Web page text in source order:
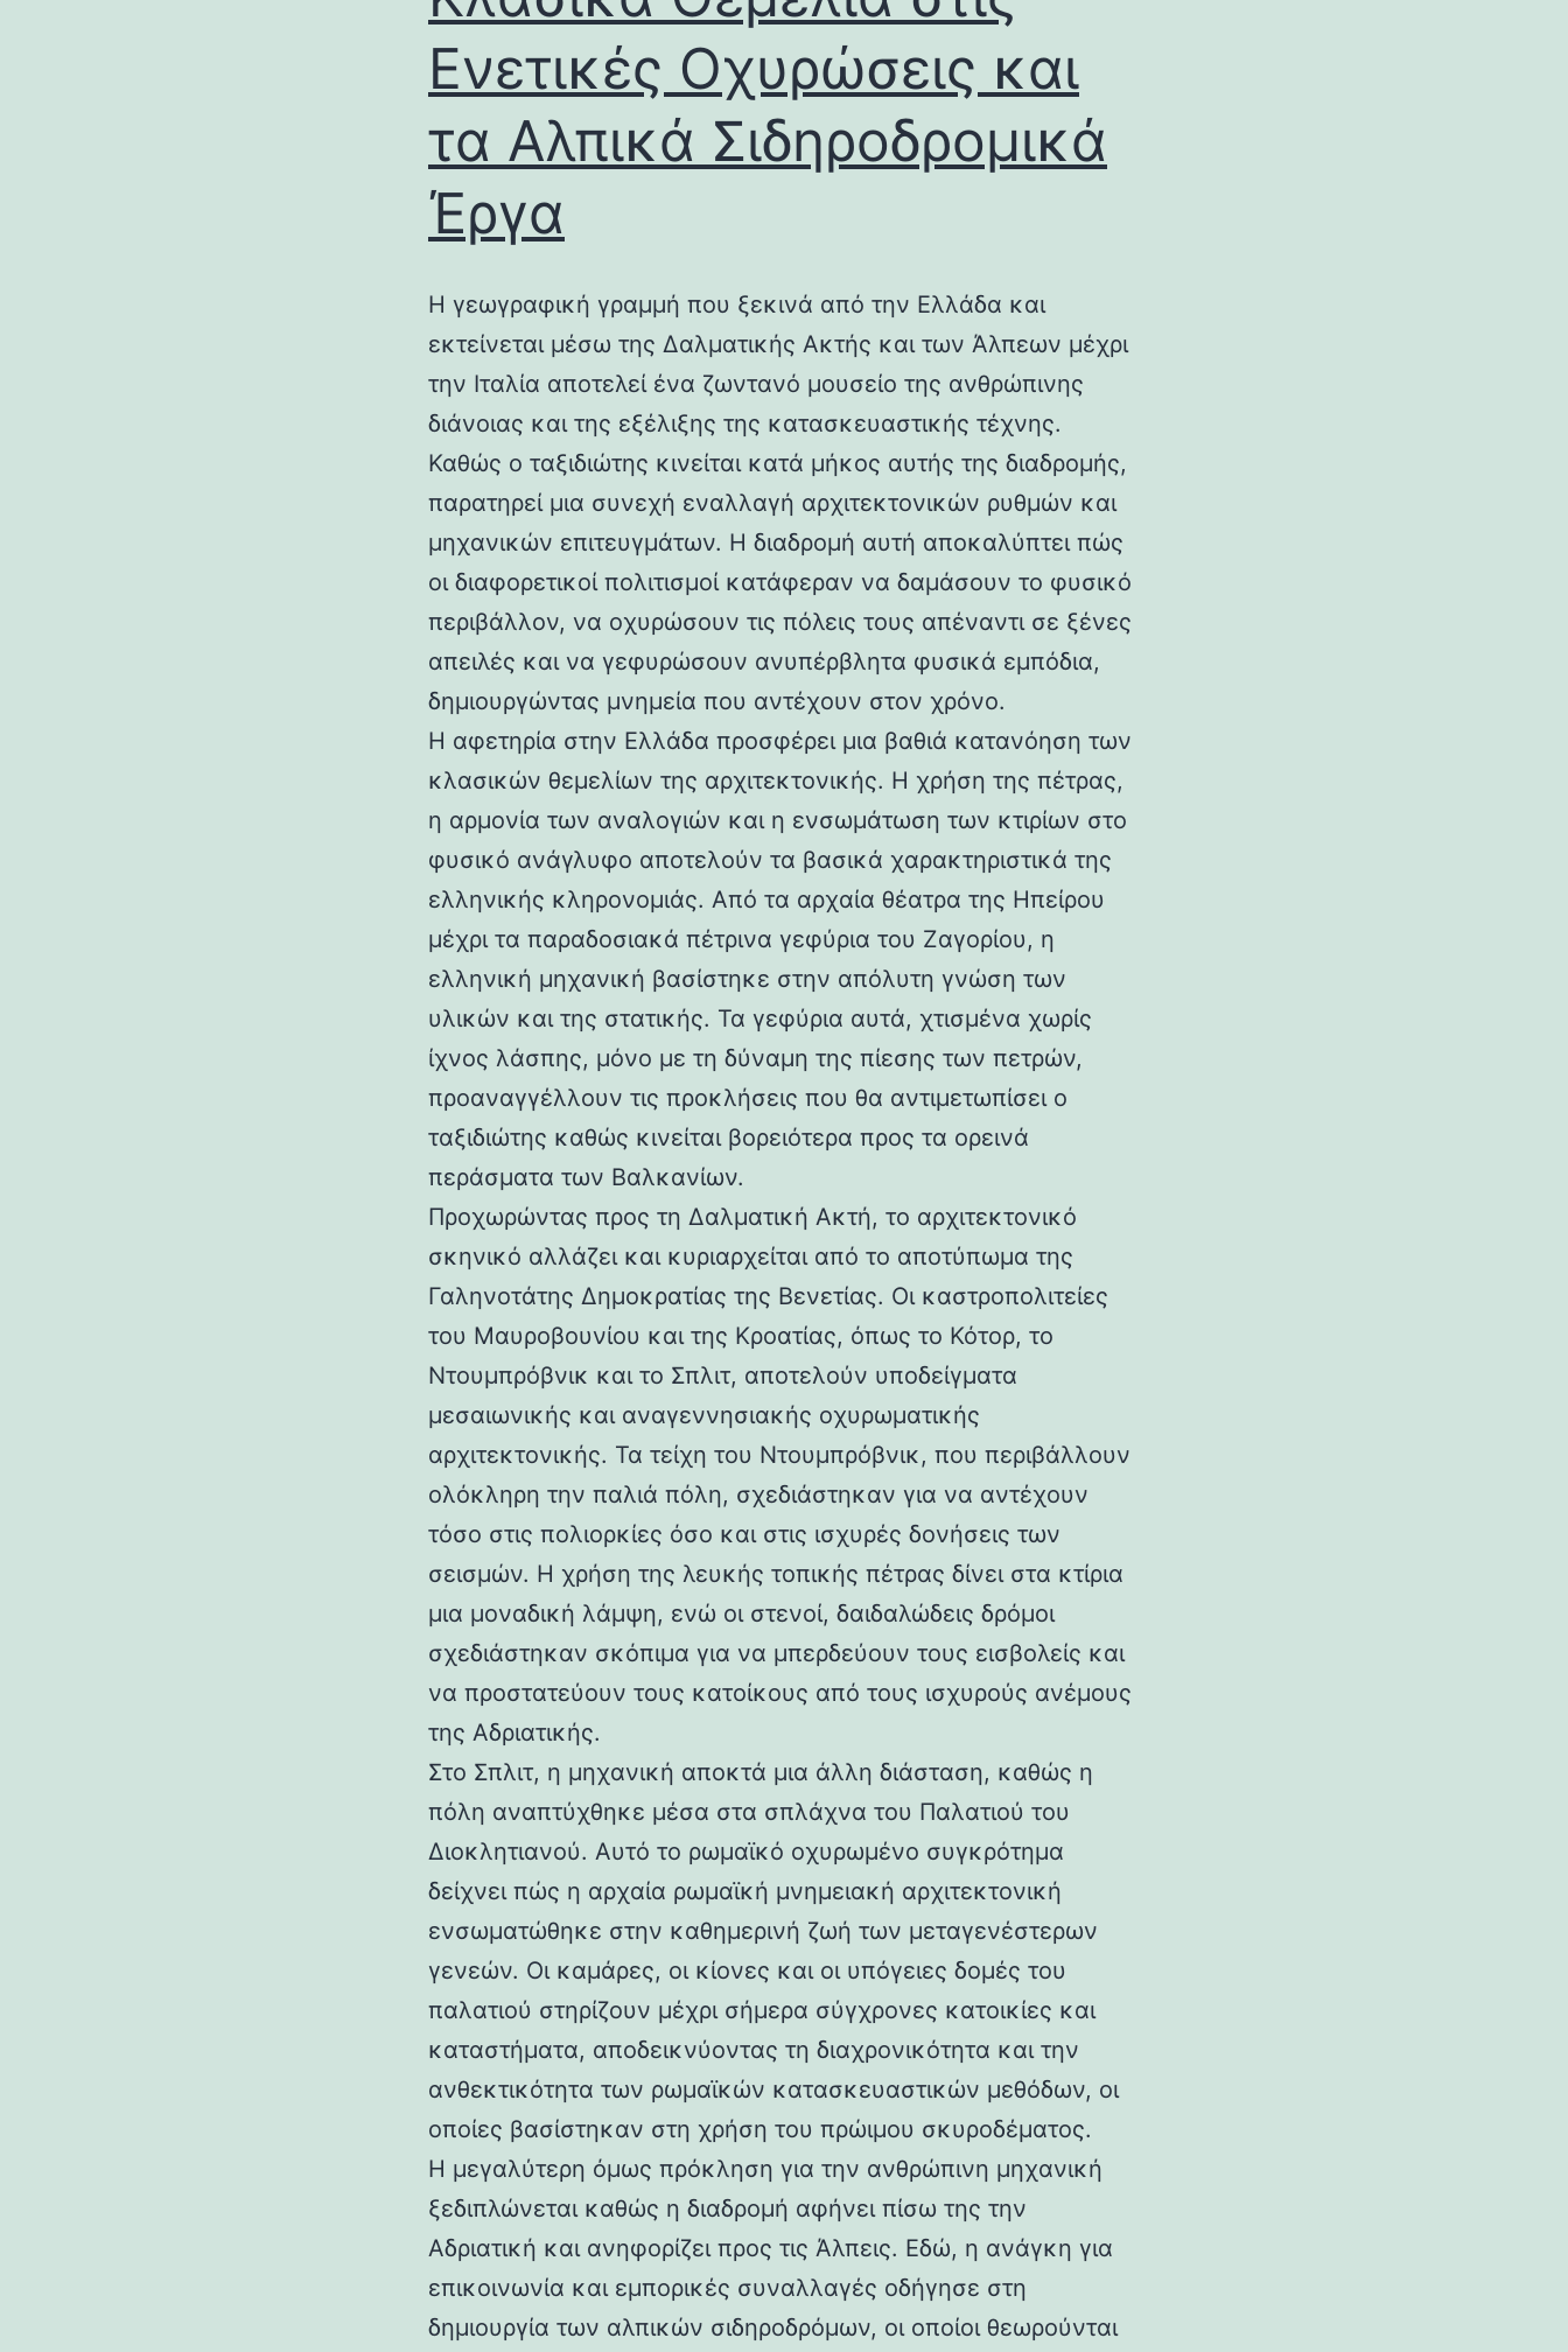
Ενετικές Οχυρώσεις και
τα Αλπικά Σιδηροδρομικά
Έργα
Η γεωγραφική γραμμή που ξεκινά από την Ελλάδα και
εκτείνεται μέσω της Δαλματικής Ακτής και των Άλπεων μέχρι
την Ιταλία αποτελεί ένα ζωντανό μουσείο της ανθρώπινης
διάνοιας και της εξέλιξης της κατασκευαστικής τέχνης.
Καθώς ο ταξιδιώτης κινείται κατά μήκος αυτής της διαδρομής,
παρατηρεί μια συνεχή εναλλαγή αρχιτεκτονικών ρυθμών και
μηχανικών επιτευγμάτων. Η διαδρομή αυτή αποκαλύπτει πώς
οι διαφορετικοί πολιτισμοί κατάφεραν να δαμάσουν το φυσικό
περιβάλλον, να οχυρώσουν τις πόλεις τους απέναντι σε ξένες
απειλές και να γεφυρώσουν ανυπέρβλητα φυσικά εμπόδια,
δημιουργώντας μνημεία που αντέχουν στον χρόνο.
Η αφετηρία στην Ελλάδα προσφέρει μια βαθιά κατανόηση των
κλασικών θεμελίων της αρχιτεκτονικής. Η χρήση της πέτρας,
η αρμονία των αναλογιών και η ενσωμάτωση των κτιρίων στο
φυσικό ανάγλυφο αποτελούν τα βασικά χαρακτηριστικά της
ελληνικής κληρονομιάς. Από τα αρχαία θέατρα της Ηπείρου
μέχρι τα παραδοσιακά πέτρινα γεφύρια του Ζαγορίου, η
ελληνική μηχανική βασίστηκε στην απόλυτη γνώση των
υλικών και της στατικής. Τα γεφύρια αυτά, χτισμένα χωρίς
ίχνος λάσπης, μόνο με τη δύναμη της πίεσης των πετρών,
προαναγγέλλουν τις προκλήσεις που θα αντιμετωπίσει ο
ταξιδιώτης καθώς κινείται βορειότερα προς τα ορεινά
περάσματα των Βαλκανίων.
Προχωρώντας προς τη Δαλματική Ακτή, το αρχιτεκτονικό
σκηνικό αλλάζει και κυριαρχείται από το αποτύπωμα της
Γαληνοτάτης Δημοκρατίας της Βενετίας. Οι καστροπολιτείες
του Μαυροβουνίου και της Κροατίας, όπως το Κότορ, το
Ντουμπρόβνικ και το Σπλιτ, αποτελούν υποδείγματα
μεσαιωνικής και αναγεννησιακής οχυρωματικής
αρχιτεκτονικής. Τα τείχη του Ντουμπρόβνικ, που περιβάλλουν
ολόκληρη την παλιά πόλη, σχεδιάστηκαν για να αντέχουν
τόσο στις πολιορκίες όσο και στις ισχυρές δονήσεις των
σεισμών. Η χρήση της λευκής τοπικής πέτρας δίνει στα κτίρια
μια μοναδική λάμψη, ενώ οι στενοί, δαιδαλώδεις δρόμοι
σχεδιάστηκαν σκόπιμα για να μπερδεύουν τους εισβολείς και
να προστατεύουν τους κατοίκους από τους ισχυρούς ανέμους
της Αδριατικής.
Στο Σπλιτ, η μηχανική αποκτά μια άλλη διάσταση, καθώς η
πόλη αναπτύχθηκε μέσα στα σπλάχνα του Παλατιού του
Διοκλητιανού. Αυτό το ρωμαϊκό οχυρωμένο συγκρότημα
δείχνει πώς η αρχαία ρωμαϊκή μνημειακή αρχιτεκτονική
ενσωματώθηκε στην καθημερινή ζωή των μεταγενέστερων
γενεών. Οι καμάρες, οι κίονες και οι υπόγειες δομές του
παλατιού στηρίζουν μέχρι σήμερα σύγχρονες κατοικίες και
καταστήματα, αποδεικνύοντας τη διαχρονικότητα και την
ανθεκτικότητα των ρωμαϊκών κατασκευαστικών μεθόδων, οι
οποίες βασίστηκαν στη χρήση του πρώιμου σκυροδέματος.
Η μεγαλύτερη όμως πρόκληση για την ανθρώπινη μηχανική
ξεδιπλώνεται καθώς η διαδρομή αφήνει πίσω της την
Αδριατική και ανηφορίζει προς τις Άλπεις. Εδώ, η ανάγκη για
επικοινωνία και εμπορικές συναλλαγές οδήγησε στη
δημιουργία των αλπικών σιδηροδρόμων, οι οποίοι θεωρούνται